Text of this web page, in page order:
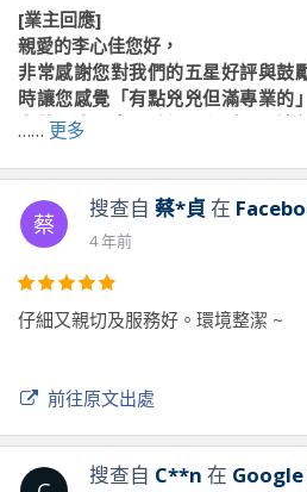
[業主回應]
親愛的李心佳您好，
非常感謝您對我們的五星好評與鼓
時讓您感覺「有點兇兇但滿專業的
之外，也要多一點親切和耐心，讓
前往原文出處
…… 更多
蔡
搜查自 蔡*貞在
4 年前
仔細又親切及服務好。環境整潔 ~
前往原文出處
搜查自 C**n 在 Google